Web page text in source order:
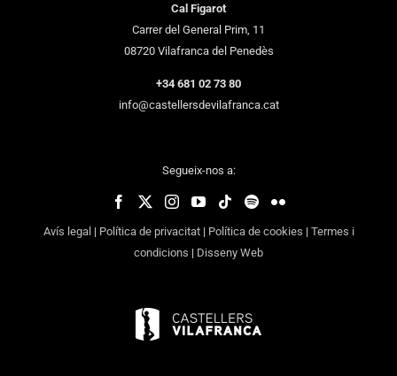
Cal Figarot
Carrer del General Prim, 11
08720 Vilafranca del Penedès
+34 681 02 73 80
info@castellersdevilafranca.cat
Segueix-nos a:
Avís legal | Política de privacitat| Política de cookies | Termes i
condicions | Disseny Web